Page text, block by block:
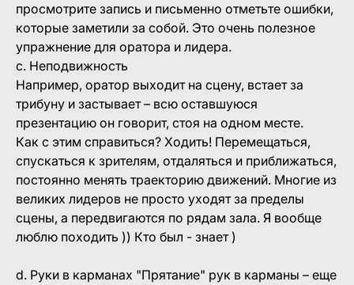
просмотрите запись и письменно отметьте ошибки,
которые заметили за собой. Это очень полезное
упражнение для оратора и лидера.
с. Неподвижность
Например, оратор выходит на сцену, встает за
трибуну и застывает – всю оставшуюся
презентацию он говорит, стоя на одном месте.
Как с этим справиться? Ходить! Перемещаться,
спускаться к зрителям, отдаляться и приближаться,
постоянно менять траекторию движений. Многие из
великих лидеров не просто уходят за пределы
сцены, а передвигаются по рядам зала. Я вообще
люблю походить )) Кто был - знает )
d. Руки в карманах "Прятание" рук в карманы – еще